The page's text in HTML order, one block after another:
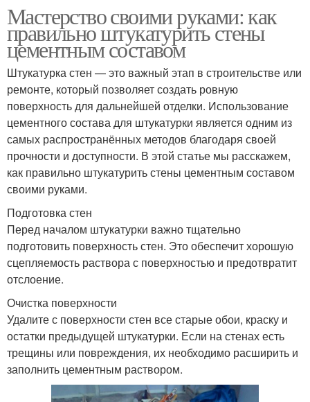
Мастерство своими руками: как
правильно штукатурить стены
цементным составом
Штукатурка стен — это важный этап в строительстве или
ремонте, который позволяет создать ровную
поверхность для дальнейшей отделки. Использование
цементного состава для штукатурки является одним из
самых распространённых методов благодаря своей
прочности и доступности. В этой статье мы расскажем,
как правильно штукатурить стены цементным составом
своими руками.
Подготовка стен
Перед началом штукатурки важно тщательно
подготовить поверхность стен. Это обеспечит хорошую
сцепляемость раствора с поверхностью и предотвратит
отслоение.
Очистка поверхности
Удалите с поверхности стен все старые обои, краску и
остатки предыдущей штукатурки. Если на стенах есть
трещины или повреждения, их необходимо расширить и
заполнить цементным раствором.